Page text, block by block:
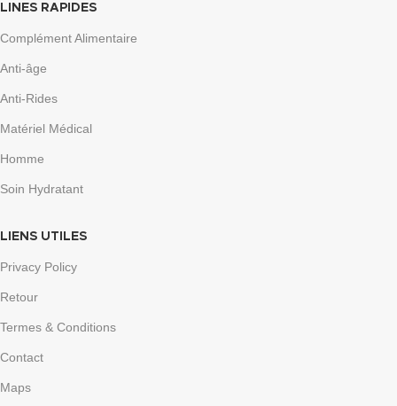
LINES RAPIDES
Complément Alimentaire
Anti-âge
Anti-Rides
Matériel Médical
Homme
Soin Hydratant
LIENS UTILES
Privacy Policy
Retour
Termes & Conditions
Contact
Maps